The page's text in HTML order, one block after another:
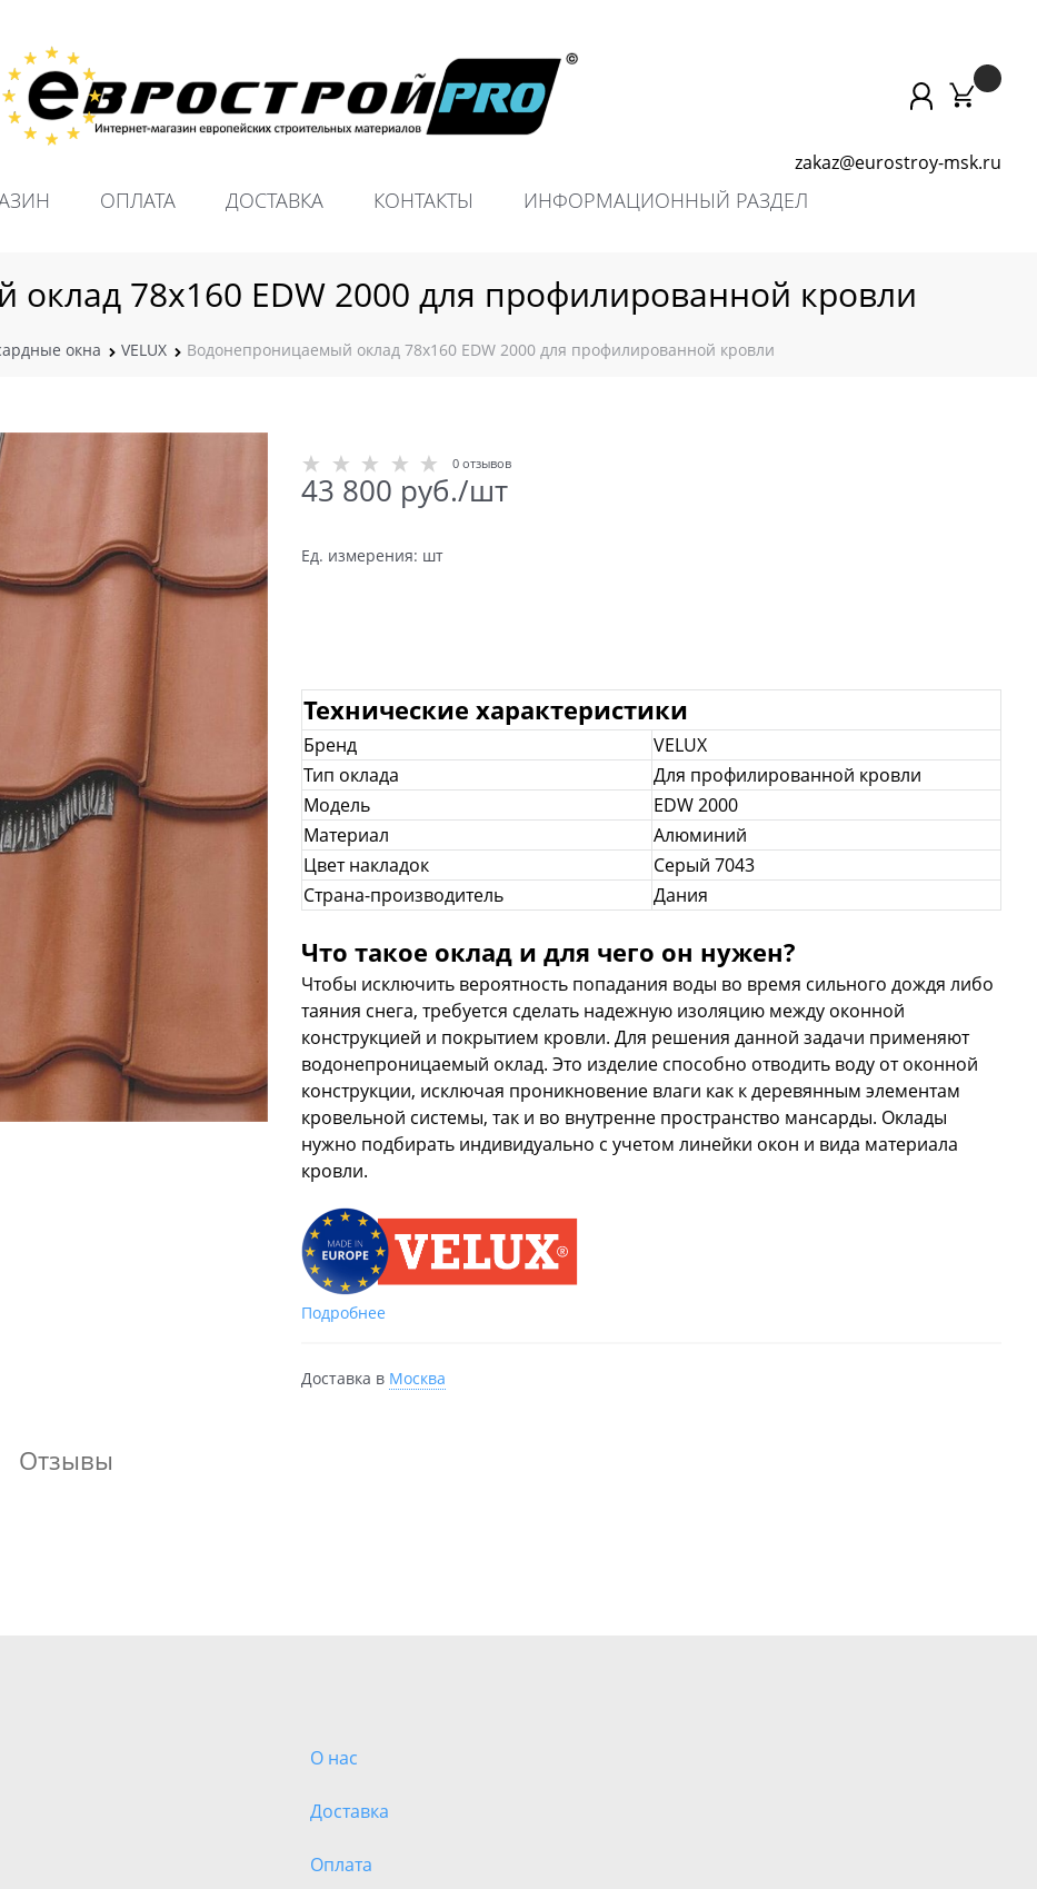
zakaz@eurostroy-msk.ru
ОПЛАТА ДОСТАВКА КОНТАКТЫ ИНФОРМАЦИОННЫЙ РАЗДЕЛ
78х160 EDW 2000 для профилированной кровли
окна VELUX Водонепроницаемый оклад 78х160 EDW 2000 для профилированной кровли
0 отзывов
43 800 руб./шт
Ед. измерения: шт
Технические характеристики
Бренд
VELUX
Тип оклада
Для профилированной кровли
Модель
EDW 2000
Материал
Алюминий
Цвет накладок
Серый 7043
Страна-производитель
Дания
Что такое оклад и для чего он нужен?
Чтобы исключить вероятность попадания воды во время сильного дождя либо
таяния снега, требуется сделать надежную изоляцию между оконной
конструкцией и покрытием кровли. Для решения данной задачи применяют
водонепроницаемый оклад. Это изделие способно отводить воду от оконной
конструкции, исключая проникновение влаги как к деревянным элементам
кровельной системы, так и во внутренне пространство мансарды. Оклады
нужно подбирать индивидуально с учетом линейки окон и вида материала
кровли.
Подробнее
Доставка в Москва
Отзывы
О нас
Доставка
Оплата